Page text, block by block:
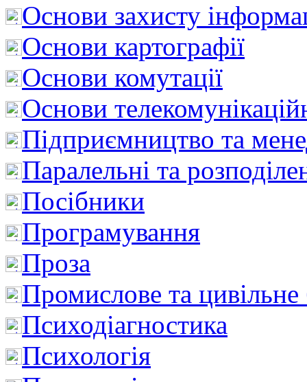
Основи захисту
Основи картографії
Основи комутації
Основи
Підприємництво та
Паралельні та
Посібники
Програмування
Проза
Промислове та цивільне
Психодіагностика
Психологія